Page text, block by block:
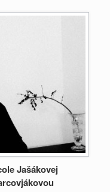
Jašákovej